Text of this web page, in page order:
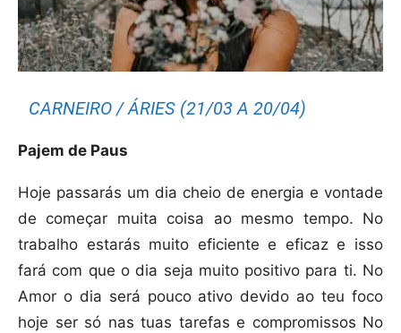
CARNEIRO / ÁRIES (21/03 A 20/04)
Pajem de Paus
Hoje passarás um dia cheio de energia e vontade
de começar muita coisa ao mesmo tempo. No
trabalho estarás muito eficiente e eficaz e isso
fará com que o dia seja muito positivo para ti. No
Amor o dia será pouco ativo devido ao teu foco
hoje ser só nas tuas tarefas e compromissos No